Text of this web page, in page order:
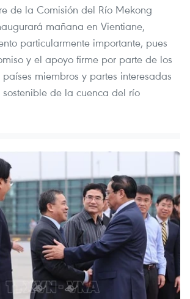
de la Comisión del Río Mekong
mañana en Vientiane,
particularmente importante, pues
y el apoyo firme por parte de los
miembros y partes interesadas
de la cuenca del río